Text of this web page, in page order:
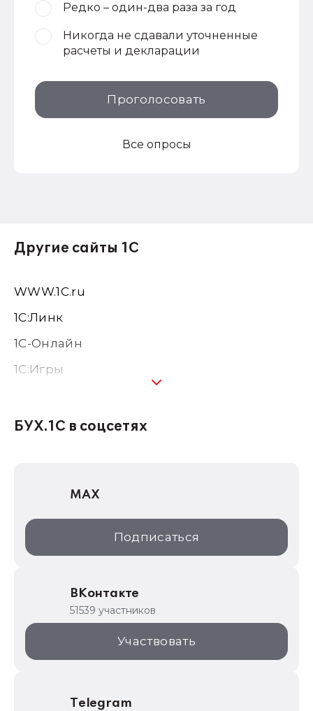
Редко – один-два раза за год
Никогда не сдавали уточненные
расчеты и декларации
Проголосовать
Все опросы
Другие сайты 1С
WWW.1С.ru
1С:Линк
1С-Онлайн
1C:Игры
1С:Консалтинг
1С:Дистрибьюция
1С:Образование
ИТС.1C.ru
1С:Торговая площадка
БУХ.1С в соцсетях
MAX
Подписаться
ВКонтакте
51539 участников
Участвовать
Telegram